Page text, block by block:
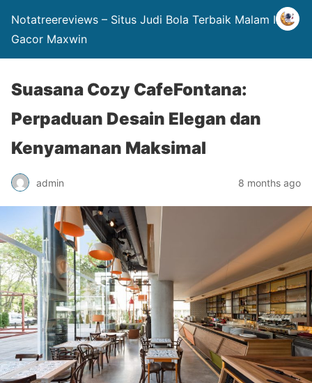
Notatreereviews – Situs Judi Bola Terbaik Malam Ini
Gacor Maxwin
Suasana Cozy CafeFontana:
Perpaduan Desain Elegan dan
Kenyamanan Maksimal
admin 8 months ago